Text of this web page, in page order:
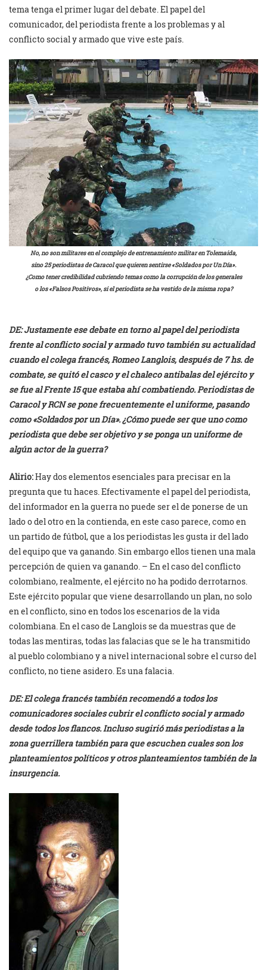
tema tenga el primer lugar del debate. El papel del
comunicador, del periodista frente a los problemas y al
conflicto social y armado que vive este país.
No, no son militares en el complejo de entrenamiento militar en Tolemaida,
sino 25 periodistas de Caracol que quieren sentirse «Soldados por Un Día».
¿Como tener credibilidad cubriendo temas como la corrupción de los generales
o los «Falsos Positivos», si el periodista se ha vestido de la misma ropa?
DE:Justamente ese debate en torno al papel del periodista
frente al conflicto social y armado tuvo también su actualidad
cuando el colega francés, Romeo Langlois, después de 7 hs. de
combate, se quitó el casco y el chaleco antibalas del ejército y
se fue al Frente 15 que estaba ahí combatiendo. Periodistas de
Caracol y RCN se pone frecuentemente el uniforme, pasando
como «Soldados por un Día». ¿Cómo puede ser que uno como
periodista que debe ser objetivo y se ponga un uniforme de
algún actor de la guerra?
Alirio:Hay dos elementos esenciales para precisar en la
pregunta que tu haces. Efectivamente el papel del periodista,
del informador en la guerra no puede ser el de ponerse de un
lado o del otro en la contienda, en este caso parece, como en
un partido de fútbol, que a los periodistas les gusta ir del lado
del equipo que va ganando. Sin embargo ellos tienen una mala
percepción de quien va ganando. – En el caso del conflicto
colombiano, realmente, el ejército no ha podido derrotarnos.
Este ejército popular que viene desarrollando un plan, no solo
en el conflicto, sino en todos los escenarios de la vida
colombiana. En el caso de Langlois se da muestras que de
todas las mentiras, todas las falacias que se le ha transmitido
al pueblo colombiano y a nivel internacional sobre el curso del
conflicto, no tiene asidero. Es una falacia.
DE: El colega francés también recomendó a todos los
comunicadores sociales cubrir el conflicto social y armado
desde todos los flancos. Incluso sugirió más periodistas a la
zona guerrillera también para que escuchen cuales son los
planteamientos políticos y otros planteamientos también de la
insurgencia.